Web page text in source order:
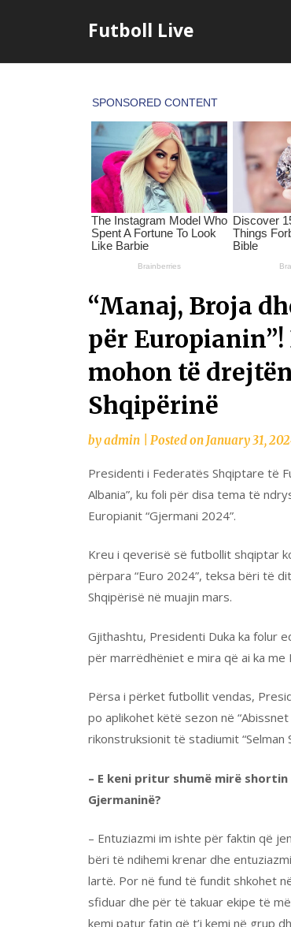
Futboll Live
“Manaj, Broja
për
mohon të
Shqipërinë
byadmin Posted onJanuary 31,
Presidenti i Federatës Shqiptare të
Albania”, ku foli për disa tema të
Europianit “Gjermani 2024”.
Kreu i qeverisë së futbollit shqiptar
përpara “Euro 2024”, teksa bëri të
Shqipërisë në muajin mars.
Gjithashtu, Presidenti Duka ka folur
për marrëdhëniet e mira që ai ka me
Përsa i përket futbollit vendas,
po aplikohet këtë sezon në
rikonstruksionit të stadiumit “Selman
– E keni pritur shumë mirë
Gjermaninë?
– Entuziazmi im ishte për faktin që
bëri të ndihemi krenar dhe
lartë. Por në fund të fundit shkohet
sfiduar dhe për të takuar ekipe të
kemi patur fatin që t’i kemi në grup